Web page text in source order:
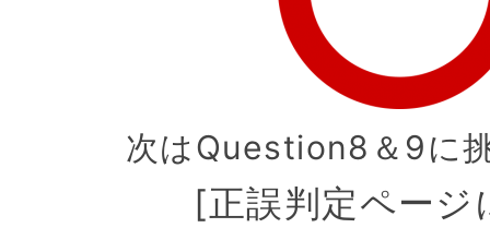
次はQuestion8＆9に
[正誤判定ページ